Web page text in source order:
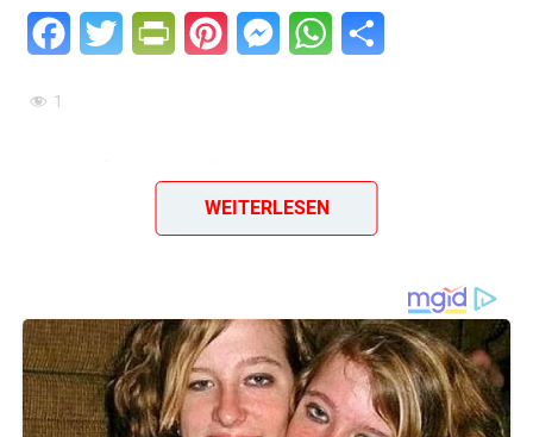
FacebookTwitter PrintFriendly
PinterestMessengerWhatsApp
1
Himbeersirup
zerstampfen. 5 bis 8 Tage (je nach Wärme) gären lassen,
dann zu Saft pressen und je 500 g Saft zusammen mit
500 g Zucker aufkochen, dabei den sich bildenden
Schaum entfernen. In gut verschlossenen Flaschen
aufbewahren. Alle Fruchtsäfte lassen sich ohne
besondere Rezepte mit Milch, Joghurt oder Mineralwasser
WEITERLESEN